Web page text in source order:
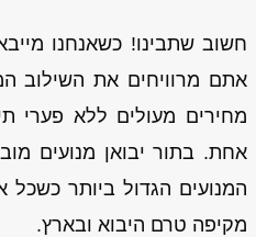
חשוב שתבינו! כשאנחנו
אתם מרוויחים את השילוב
מחירים מעולים ללא פערי
אחת. בתור יבואן מנועים
המנועים הגדול ביותר
מקיפה טרם היבוא ובארץ.